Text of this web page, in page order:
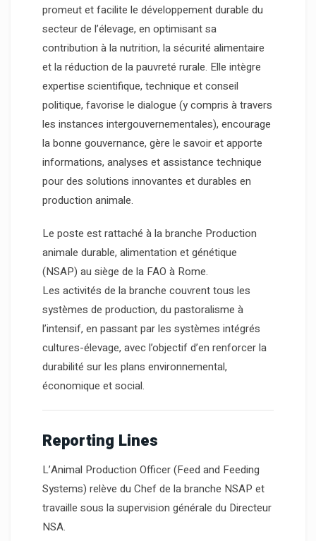
promeut et facilite le développement durable du
secteur de l’élevage, en optimisant sa
contribution à la nutrition, la sécurité alimentaire
et la réduction de la pauvreté rurale. Elle intègre
expertise scientifique, technique et conseil
politique, favorise le dialogue (y compris à travers
les instances intergouvernementales), encourage
la bonne gouvernance, gère le savoir et apporte
informations, analyses et assistance technique
pour des solutions innovantes et durables en
production animale.
Le poste est rattaché à la branche Production
animale durable, alimentation et génétique
(NSAP) au siège de la FAO à Rome.
Les activités de la branche couvrent tous les
systèmes de production, du pastoralisme à
l’intensif, en passant par les systèmes intégrés
cultures-élevage, avec l’objectif d’en renforcer la
durabilité sur les plans environnemental,
économique et social.
Reporting Lines
L’Animal Production Officer (Feed and Feeding
Systems) relève du Chef de la branche NSAP et
travaille sous la supervision générale du Directeur
NSA.